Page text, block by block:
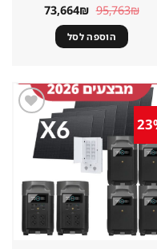
95,763₪ המחיר
המקורי
היה:
95,763₪.
73,664₪ המחיר
הוספה לסל
במועדפים